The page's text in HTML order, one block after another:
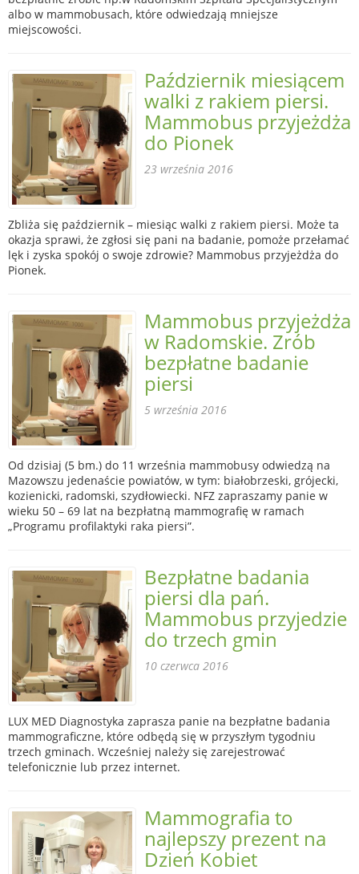
albo w mammobusach, które odwiedzają mniejsze
miejscowości.
Październik miesiącem
walki z rakiem piersi.
Mammobus przyjeżdża
do Pionek
23 września 2016
Zbliża się październik – miesiąc walki z rakiem piersi. Może ta
okazja sprawi, że zgłosi się pani na badanie, pomoże przełamać
lęk i zyska spokój o swoje zdrowie? Mammobus przyjeżdża do
Pionek.
Mammobus przyjeżdża
w Radomskie. Zrób
bezpłatne badanie
piersi
5 września 2016
Od dzisiaj (5 bm.) do 11 września mammobusy odwiedzą na
Mazowszu jedenaście powiatów, w tym: białobrzeski, grójecki,
kozienicki, radomski, szydłowiecki. NFZ zapraszamy panie w
wieku 50 – 69 lat na bezpłatną mammografię w ramach
„Programu profilaktyki raka piersi”.
Bezpłatne badania
piersi dla pań.
Mammobus przyjedzie
do trzech gmin
10 czerwca 2016
LUX MED Diagnostyka zaprasza panie na bezpłatne badania
mammograficzne, które odbędą się w przyszłym tygodniu
trzech gminach. Wcześniej należy się zarejestrować
telefonicznie lub przez internet.
Mammografia to
najlepszy prezent na
Dzień Kobiet